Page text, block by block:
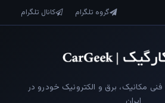
گروه تلگرام کانال تلگرام
فنی مکانیک، برق و الکترونیک خودرو در